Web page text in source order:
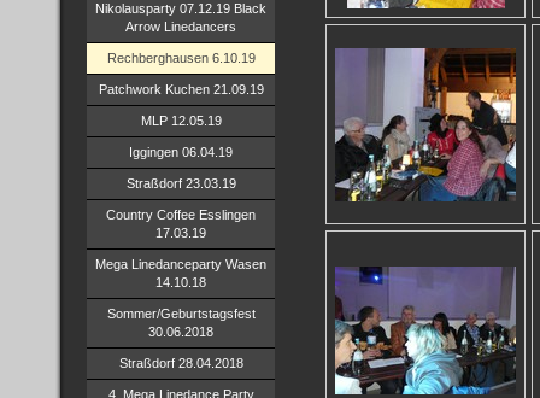
Nikolausparty 07.12.19 Black
Arrow Linedancers
Rechberghausen 6.10.19
Patchwork Kuchen 21.09.19
MLP 12.05.19
Iggingen 06.04.19
Straßdorf 23.03.19
Country Coffee Esslingen
17.03.19
Mega Linedanceparty Wasen
14.10.18
Sommer/Geburtstagsfest
30.06.2018
Straßdorf 28.04.2018
4. Mega Linedance Party